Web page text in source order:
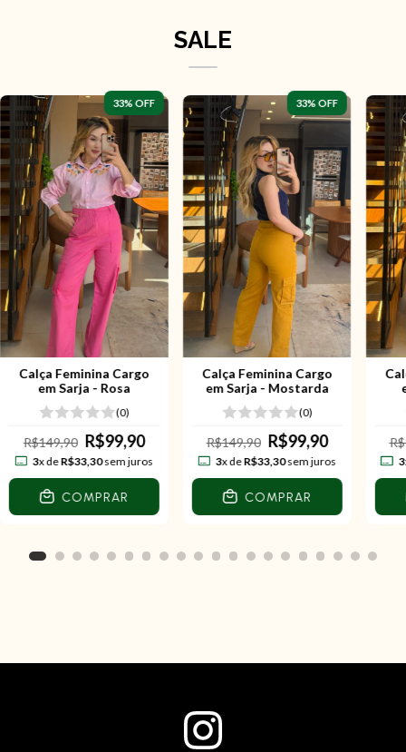
SALE
33% OFF
Calça Feminina Cargo
em Sarja - Rosa
(0)
R$149,90 R$99,90
3x deR$33,30sem juros
COMPRAR
33% OFF
Calça Feminina Cargo
em Sarja - Mostarda
(0)
R$149,90 R$99,90
3x deR$33,30sem juros
COMPRAR
3